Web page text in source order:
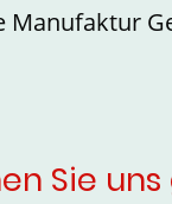
Manufaktur
Sie